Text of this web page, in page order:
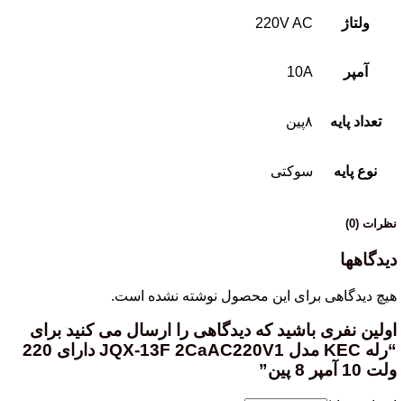
ولتاژ 220V AC
آمپر 10A
تعداد پایه ۸پین
نوع پایه سوکتی
نظرات (0)
دیدگاهها
هیچ دیدگاهی برای این محصول نوشته نشده است.
اولین نفری باشید که دیدگاهی را ارسال می کنید برای
“رله KEC مدل JQX-13F 2CaAC220V1 دارای 220
ولت 10 آمپر 8 پین”